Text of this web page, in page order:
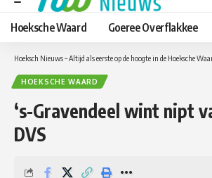
Hoeksche Waard Goeree Overflakkee
Hoeksch Nieuws – Altijd als eerste op de hoogte in de Hoeksche
HOEKSCHE WAARD
‘s-Gravendeel wint nipt
DVS